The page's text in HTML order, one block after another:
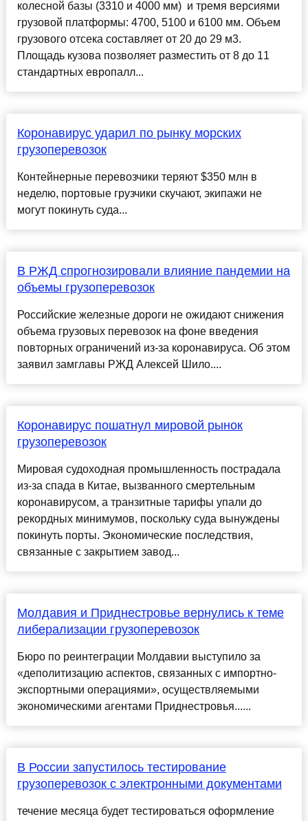
колесной базы (3310 и 4000 мм) ​ и тремя версиями
грузовой платформы: 4700, 5100 и 6100 мм. Объем
грузового отсека составляет от 20 до 29 м3.
Площадь кузова позволяет разместить от 8 до 11
стандартных европалл...
Коронавирус ударил по рынку морских
грузоперевозок
Контейнерные перевозчики теряют $350 млн в
неделю, портовые грузчики скучают, экипажи не
могут покинуть суда...
В РЖД спрогнозировали влияние пандемии на
объемы грузоперевозок
Российские железные дороги не ожидают снижения
объема грузовых перевозок на фоне введения
повторных ограничений из-за коронавируса. Об этом
заявил замглавы РЖД Алексей Шило....
Коронавирус пошатнул мировой рынок
грузоперевозок
Мировая судоходная промышленность пострадала
из-за спада в Китае, вызванного смертельным
коронавирусом, а транзитные тарифы упали до
рекордных минимумов, поскольку суда вынуждены
покинуть порты. Экономические последствия,
связанные с закрытием завод...
Молдавия и Приднестровье вернулись к теме
либерализации грузоперевозок
Бюро по реинтеграции Молдавии выступило за
«деполитизацию аспектов, связанных с импортно-
экспортными операциями», осуществляемыми
экономическими агентами Приднестровья......
В России запустилось тестирование
грузоперевозок с электронными документами
течение месяца будет тестироваться оформление